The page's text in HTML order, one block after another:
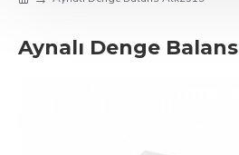
Aynalı Denge